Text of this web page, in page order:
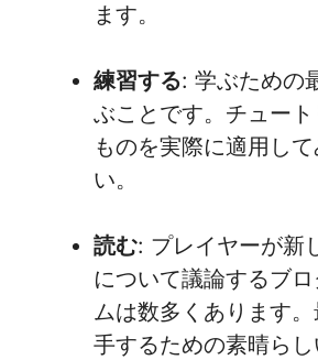
ます。
練習する: 学ぶための
ぶことです。チュー
ものを実際に適用し
い。
読む: プレイヤーが新
について議論するブ
ムは数多くあります
手するための素晴らし